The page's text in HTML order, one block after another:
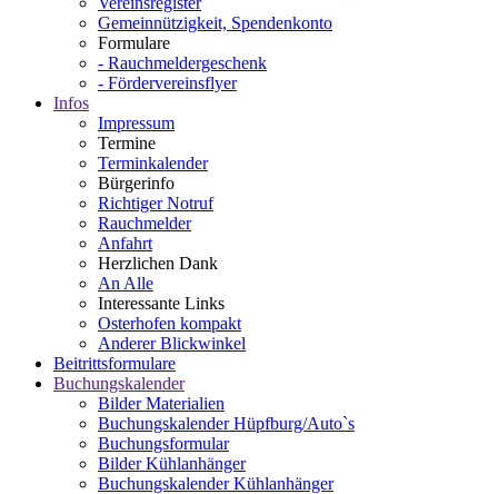
Gemeinnützigkeit, Spendenkonto
Formulare
- Rauchmeldergeschenk
- Fördervereinsflyer
Infos
Impressum
Termine
Terminkalender
Bürgerinfo
Richtiger Notruf
Rauchmelder
Anfahrt
Herzlichen Dank
An Alle
Interessante Links
Osterhofen kompakt
Anderer Blickwinkel
Beitrittsformulare
Buchungskalender
Bilder Materialien
Buchungskalender Hüpfburg/Auto`s
Buchungsformular
Bilder Kühlanhänger
Buchungskalender Kühlanhänger